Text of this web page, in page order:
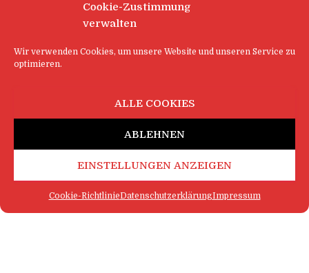
Cookie-Zustimmung
verwalten
Wir verwenden Cookies, um unsere Website und unseren Service zu
optimieren.
ALLE COOKIES
ABLEHNEN
EINSTELLUNGEN ANZEIGEN
Cookie-RichtlinieDatenschutzerklärungImpressum